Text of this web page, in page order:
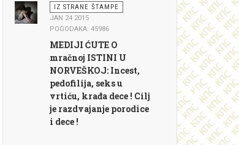
IZ STRANE ŠTAMPE
JAN 24 2015
POGODAKA: 45986
MEDIJI ĆUTE O
mračnoj ISTINI U
NORVEŠKOJ: Incest,
pedofilija, seks u
vrtiću, krađa dece ! Cilj
je razdvajanje porodice
i dece !